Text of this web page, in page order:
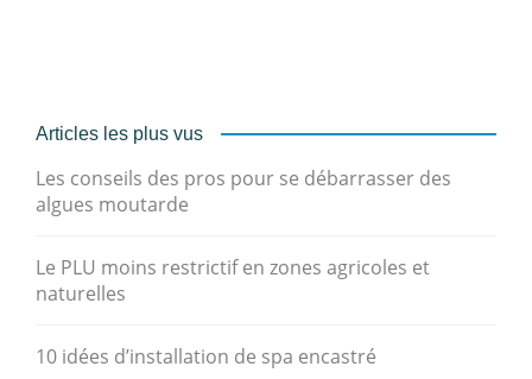
Articles les plus vus
Les conseils des pros pour se débarrasser des
algues moutarde
Le PLU moins restrictif en zones agricoles et
naturelles
10 idées d’installation de spa encastré